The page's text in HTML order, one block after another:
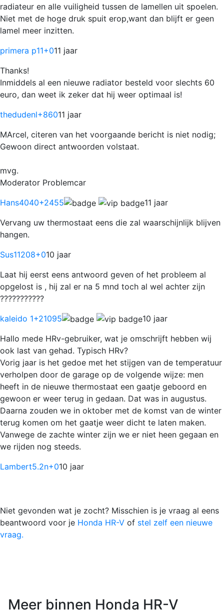
radiateur en alle vuiligheid tussen de lamellen uit spoelen.
Niet met de hoge druk spuit erop,want dan blijft er geen
lamel meer inzitten.
primera p11+011 jaar
Thanks!
Inmiddels al een nieuwe radiator besteld voor slechts 60
euro, dan weet ik zeker dat hij weer optimaal is!
thedudenl+86011 jaar
MArcel, citeren van het voorgaande bericht is niet nodig;
Gewoon direct antwoorden volstaat.
mvg.
Moderator Problemcar
Hans4040+2455
11 jaar
Vervang uw thermostaat eens die zal waarschijnlijk blijven
hangen.
Sus11208+010 jaar
Laat hij eerst eens antwoord geven of het probleem al
opgelost is , hij zal er na 5 mnd toch al wel achter zijn
???????????
kaleido 1+21095
10 jaar
Hallo mede HRv-gebruiker, wat je omschrijft hebben wij
ook last van gehad. Typisch HRv?
Vorig jaar is het gedoe met het stijgen van de temperatuur
verholpen door de garage op de volgende wijze: men
heeft in de nieuwe thermostaat een gaatje geboord en
gewoon er weer terug in gedaan. Dat was in augustus.
Daarna zouden we in oktober met de komst van de winter
terug komen om het gaatje weer dicht te laten maken.
Vanwege de zachte winter zijn we er niet heen gegaan en
we rijden nog steeds.
Lambert5.2n+010 jaar
Niet gevonden wat je zocht? Misschien is je vraag al eens
beantwoord voor je Honda HR-V of stel zelf een nieuwe
vraag.
Meer binnen Honda HR-V